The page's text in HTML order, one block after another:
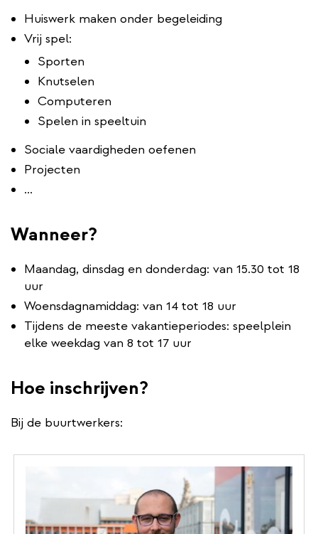
Huiswerk maken onder begeleiding
Vrij spel:
Sporten
Knutselen
Computeren
Spelen in speeltuin
Sociale vaardigheden oefenen
Projecten
...
Wanneer?
Maandag, dinsdag en donderdag: van 15.30 tot 18
uur
Woensdagnamiddag: van 14 tot 18 uur
Tijdens de meeste vakantieperiodes: speelplein
elke weekdag van 8 tot 17 uur
Hoe inschrijven?
Bij de buurtwerkers: